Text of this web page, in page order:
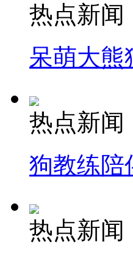
热点新闻
呆萌大熊
热点新闻
狗教练陪
热点新闻